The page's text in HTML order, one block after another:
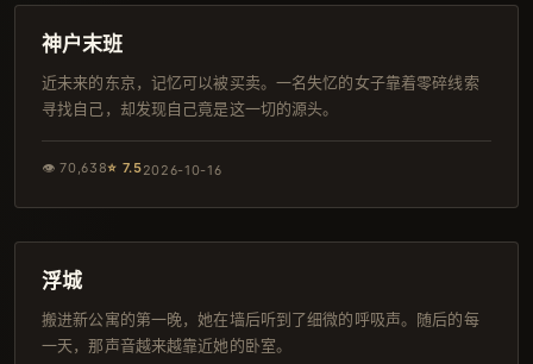
日本
神户末班
近未来的东京，记忆可以被买卖。一名失忆的女子靠着零碎线索
寻找自己，却发现自己竟是这一切的源头。
👁70,638⭐ 7.52026-10-16
完结
浮城
搬进新公寓的第一晚，她在墙后听到了细微的呼吸声。随后的每
一天，那声音越来越靠近她的卧室。